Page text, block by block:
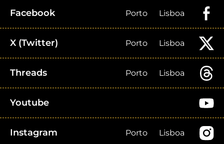
Facebook Porto Lisboa
X (Twitter) Porto Lisboa
Threads Porto Lisboa
Youtube
Instagram Porto Lisboa